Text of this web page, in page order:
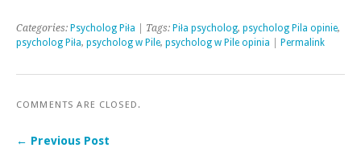
Categories: Psycholog Piła | Tags: Piła psycholog, psycholog Pila opinie,
psycholog Piła, psycholog w Pile, psycholog w Pile opinia Permalink
COMMENTS ARE CLOSED.
← Previous Post